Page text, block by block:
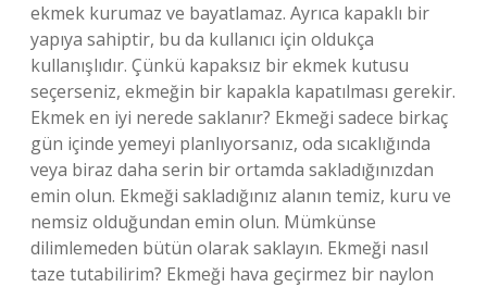
ekmek kurumaz ve bayatlamaz. Ayrıca kapaklı bir
yapıya sahiptir, bu da kullanıcı için oldukça
kullanışlıdır. Çünkü kapaksız bir ekmek kutusu
seçerseniz, ekmeğin bir kapakla kapatılması gerekir.
Ekmek en iyi nerede saklanır? Ekmeği sadece birkaç
gün içinde yemeyi planlıyorsanız, oda sıcaklığında
veya biraz daha serin bir ortamda sakladığınızdan
emin olun. Ekmeği sakladığınız alanın temiz, kuru ve
nemsiz olduğundan emin olun. Mümkünse
dilimlemeden bütün olarak saklayın. Ekmeği nasıl
taze tutabilirim? Ekmeği hava geçirmez bir naylon